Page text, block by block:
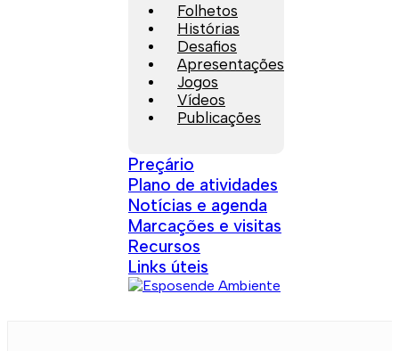
Folhetos
Histórias
Desafios
Apresentações
Jogos
Vídeos
Publicações
Preçário
Plano de atividades
Notícias e agenda
Marcações e visitas
Recursos
Links úteis